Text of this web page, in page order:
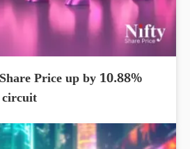
Price up by 10.88%